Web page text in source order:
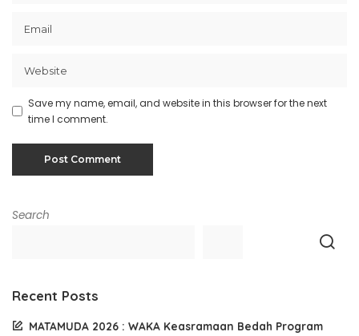
Save my name, email, and website in this browser for the next
time I comment.
Search
Recent Posts
MATAMUDA 2026 : WAKA Keasramaan Bedah Program